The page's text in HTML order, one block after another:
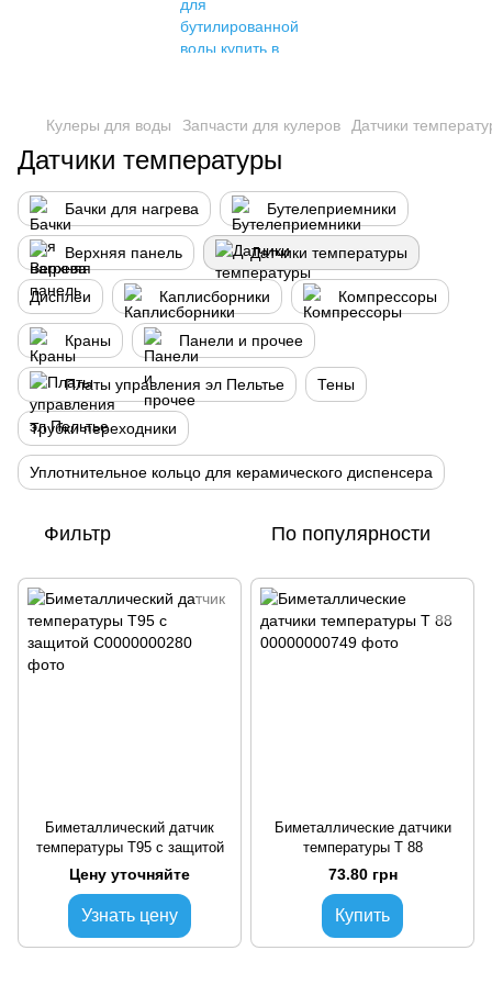
Кулеры для воды Запчасти для кулеров Датчики
Датчики температуры
Бачки для нагрева Бутелеприемники
Верхняя панель Датчики температуры
Дисплеи Каплисборники Компрессоры
Краны Панели и прочее
Платы управления эл Пельтье Тены
Трубки переходники
Уплотнительное кольцо для керамического диспенсера
Фильтр По популярности
Биметаллический датчик
температуры Т95 с защитой
Цену уточняйте
Узнать цену
Биметаллические датчики
температуры Т 88
73.80 грн
Купить